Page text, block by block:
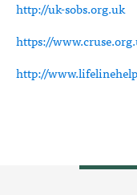
http://uk-sobs.org.uk
https://
http://